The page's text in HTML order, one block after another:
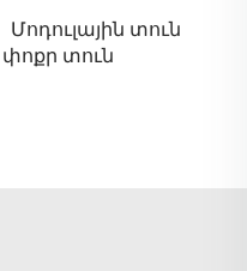
Մոդուլային տուն
փոքր տուն